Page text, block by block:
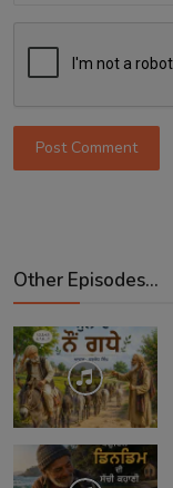
Post Comment
Other Episodes...